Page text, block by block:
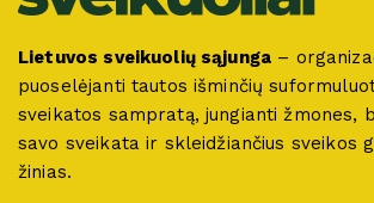
Lietuvos sveikuolių sąjunga –
puoselėjanti tautos išminčių
sveikatos sampratą, jungianti žmones,
savo sveikata ir skleidžiančius sveikos
žinias.